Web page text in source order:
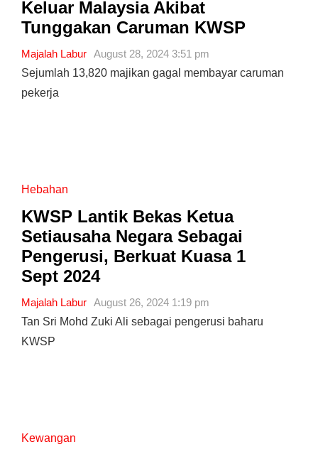
Keluar Malaysia Akibat
Tunggakan Caruman KWSP
Majalah Labur August 28, 2024 3:51 pm
Sejumlah 13,820 majikan gagal membayar caruman
pekerja
Hebahan
KWSP Lantik Bekas Ketua
Setiausaha Negara Sebagai
Pengerusi, Berkuat Kuasa 1
Sept 2024
Majalah Labur August 26, 2024 1:19 pm
Tan Sri Mohd Zuki Ali sebagai pengerusi baharu
KWSP
Kewangan